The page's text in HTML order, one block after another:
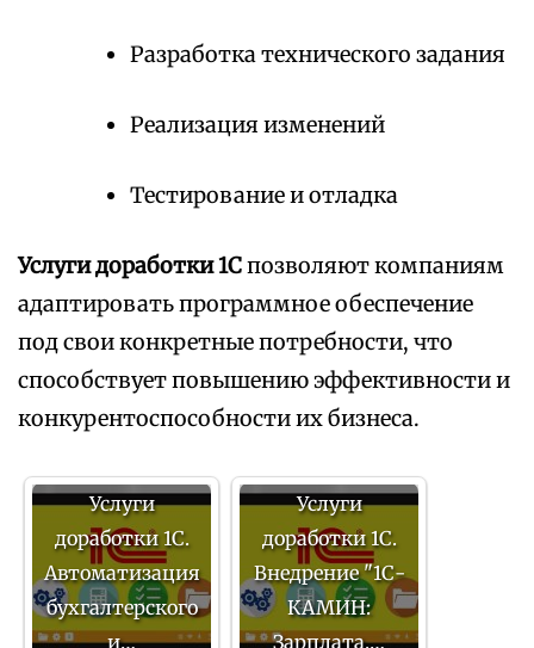
Разработка технического задания
Реализация изменений
Тестирование и отладка
Услуги доработки 1Спозволяют компаниям
адаптировать программное обеспечение
под свои конкретные потребности, что
способствует повышению эффективности и
конкурентоспособности их бизнеса.
Услуги
доработки 1С.
Автоматизация
бухгалтерского
и…
Услуги
доработки 1С.
Внедрение "1С-
КАМИН:
Зарплата.…